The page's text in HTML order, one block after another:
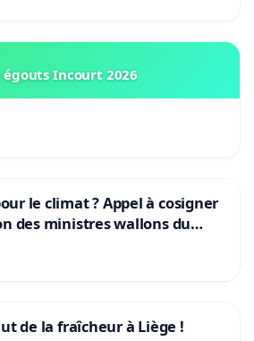
égouts Incourt 2026
le climat ? Appel à cosigner
des ministres wallons du
de la fraîcheur à Liège !